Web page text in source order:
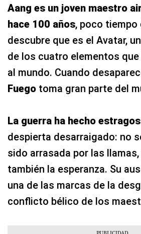
Aang es un joven maestro
hace 100 años, poco tiempo
descubre que es el Avatar,
de los cuatro elementos
al mundo. Cuando
Fuego toma gran parte del
La guerra ha hecho
despierta desarraigado: no
sido arrasada por las
también la esperanza. Su
una de las marcas de la
conflicto bélico de los